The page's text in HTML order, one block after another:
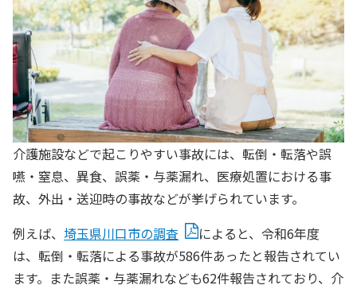
介護施設などで起こりやすい事故には、転倒・転落や誤
嚥・窒息、異食、誤薬・与薬漏れ、医療処置における事
故、外出・送迎時の事故などが挙げられています。
例えば、 埼玉県川口市の調査
によると、令和6年度
は、転倒・転落による事故が586件あったと報告されてい
ます。また誤薬・与薬漏れなども62件報告されており、介